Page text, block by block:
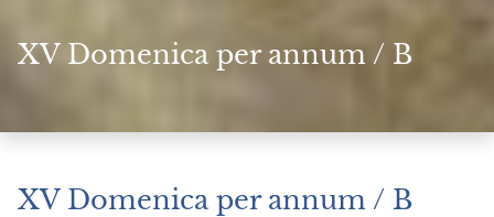
XV Domenica per annum / B
XV Domenica per annum / B